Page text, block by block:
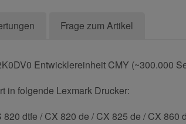
Frage zum Artikel
Entwicklereinheit CMY (~300.000
in folgende Lexmark Drucker:
dtfe / CX 820 de / CX 825 de / CX